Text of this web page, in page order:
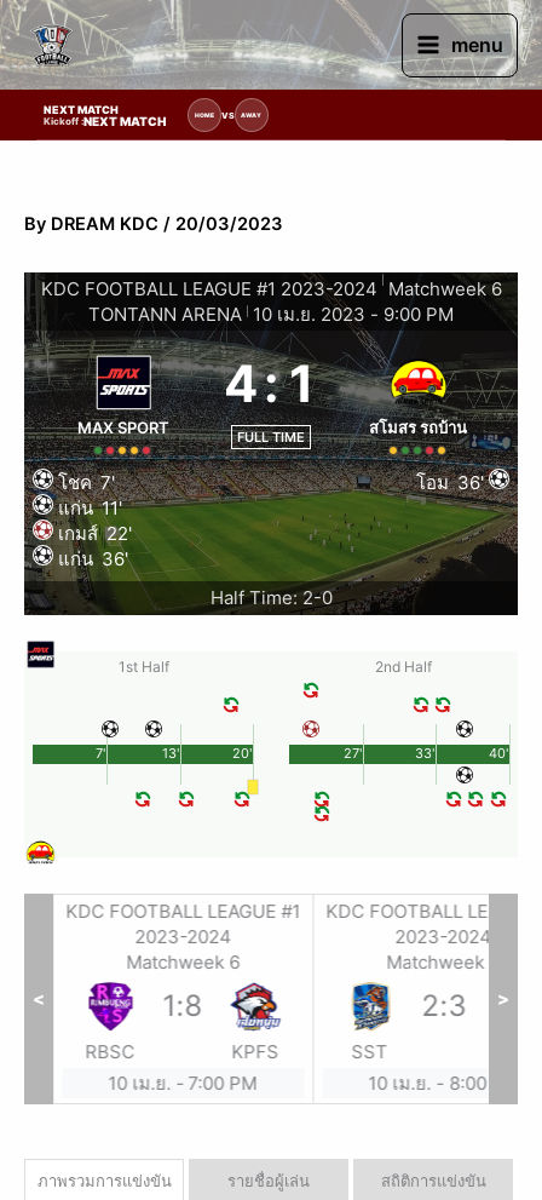
Skip
to
content
menu
NEXT MATCH
Kickoff :NEXT MATCH HOME VS AWAY
การแข่งขัน | รอระบุวันแข่งขัน | รอข้อมูลทีมแข่งขัน
By DREAM KDC / 20/03/2023
KDC FOOTBALL LEAGUE #1 2023-2024 Matchweek 6
TONTANN ARENA 10 เม.ย. 2023 - 9:00 PM
MAX SPORT
4:1
FULL TIME
สโมสร รถบ้าน
โชค 7'
แก่น 11'
เกมส์ 22'
แก่น 36'
โอม 36'
Half Time: 2-0
1st Half
20'
7' 13'
2nd Half
40'
27' 33'
KDC FOOTBALL LEAGUE #1
2023-2024
Matchweek 6
RBSC
1:8
KPFS
10 เม.ย. - 7:00 PM
KDC FOOTBALL LEAGUE
2023-2024
Matchweek 6
SST
2:3
10 เม.ย. - 8:00 PM
< >
ภาพรวมการแข่งขัน รายชื่อผู้เล่น สถิติการแข่งขัน